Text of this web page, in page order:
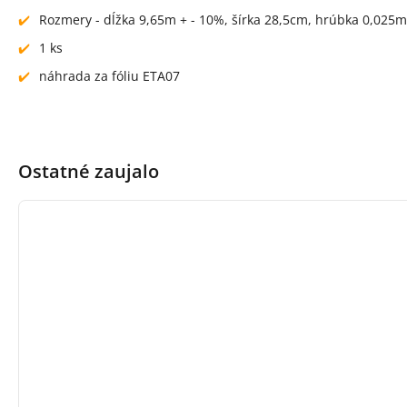
Rozmery - dĺžka 9,65m + - 10%, šírka 28,5cm, hrúbka
1 ks
náhrada za fóliu ETA07
Ostatné zaujalo